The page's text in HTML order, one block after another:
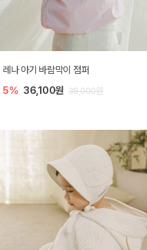
레나 아기 바람막이 점퍼
5% 36,100원 38,000원